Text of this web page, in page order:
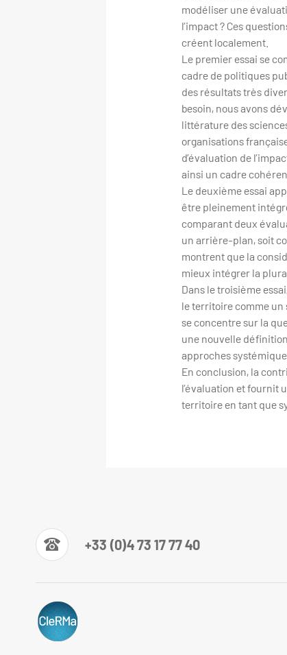
modéliser une
l’impact ? Ces
créent localement.
Le premier essai se
cadre de politiques
des résultats très
besoin, nous avons
littérature des
organisations
d’évaluation de
ainsi un cadre
Le deuxième essai
être pleinement
comparant deux
un arrière-plan, soit
montrent que la
mieux intégrer la
Dans le troisième
le territoire comme un
se concentre sur la
une nouvelle
approches
En conclusion, la
l’évaluation et fournit
territoire en tant que
+33 (0)4 73 17 77 40